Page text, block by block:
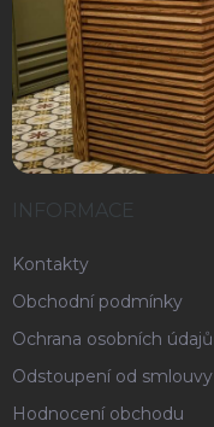
INFORMACE
Kontakty
Obchodní podmínky
Ochrana osobních údajů
Odstoupení od smlouvy
Hodnocení obchodu